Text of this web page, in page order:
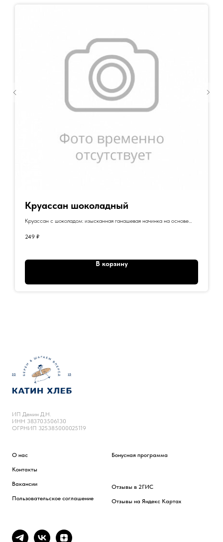
Круассан шоколадный
Круассан с шоколадом: изысканная ганашевая начинка на основе
249 ₽
В корзину
ИП Демин Д.Н.
ИНН 383703506130
ОГРНИП 325385000025119
О нас
Контакты
Вакансии
Пользовательское соглашение
Бонусная программа
Отзывы в 2ГИС
Отзывы на Яндекс Картах